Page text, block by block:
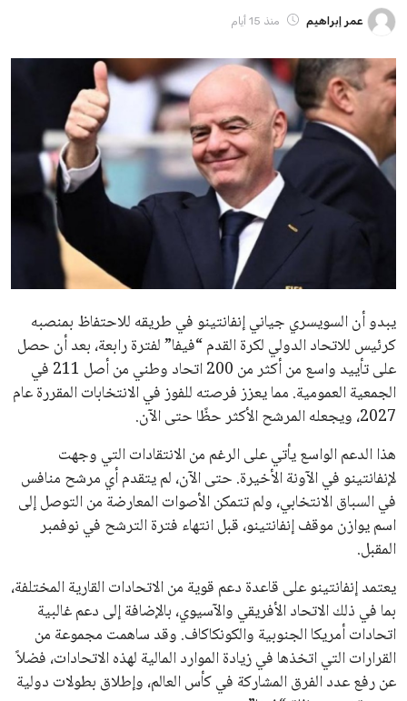
ايوا مصر
الاخبار الشائعة
إنفانتينو يخطو نحو ولاية رابعة في رئاسة فيفا
عمر إبراهيم
مستثمر هندي بريطاني يسعى لامتلاك حصة
عمر إبراهيم 22 يوليو 2026
تحقق من قهوتك المغشوشة 7 علامات تدل
على جودتها قبل أول رشفة
خالد فؤاد 18 يوليو 2026
القائمة البريدية
انضم إلى قائمة المشتركين لدينا لتحصل على أحدث الأخبار، التحديثات
والعروض الخاصة مباشرة في صندوق بريدك
اشتراك
جميع الحقوق محفوظة لموقعنا ايوا مصر